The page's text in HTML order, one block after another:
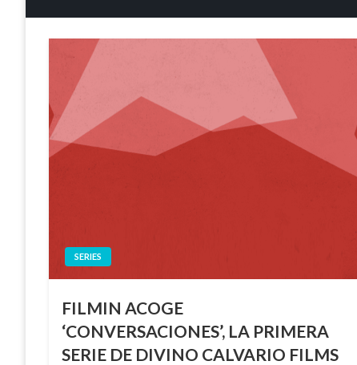
SERIES
FILMIN ACOGE
‘CONVERSACIONES’, LA PRIMERA
SERIE DE DIVINO CALVARIO FILMS